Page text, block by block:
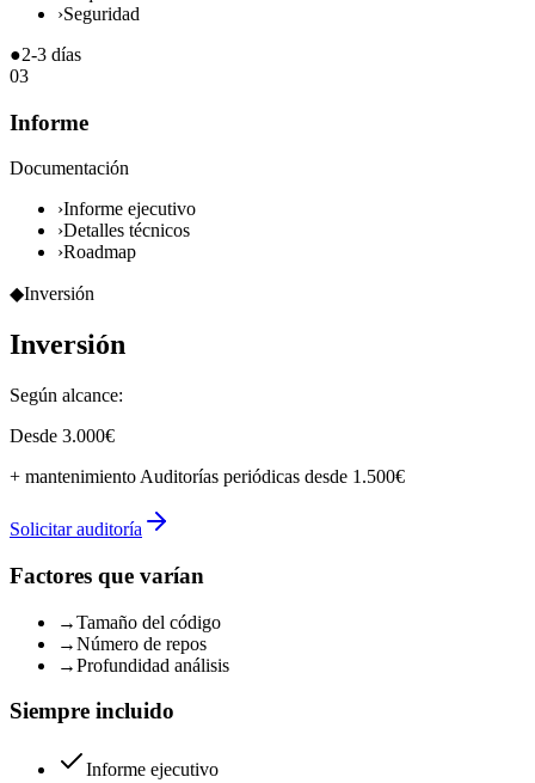
›Seguridad
●2-3 días
03
Informe
Documentación
›Informe ejecutivo
›Detalles técnicos
›Roadmap
◆Inversión
Inversión
Según alcance:
Desde 3.000€
+ mantenimiento Auditorías periódicas desde 1.500€
Solicitar auditoría
Factores que varían
→Tamaño del código
→Número de repos
→Profundidad análisis
Siempre incluido
Informe ejecutivo